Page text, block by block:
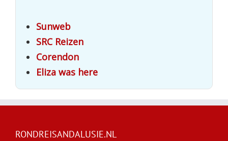
Sunweb
SRC Reizen
Corendon
Eliza was here
RONDREISANDALUSIE.NL